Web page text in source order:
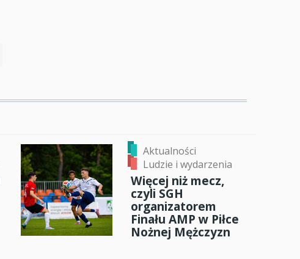
Aktualności
Ludzie i wydarzenia
Więcej niż mecz,
czyli SGH
organizatorem
Finału AMP w Piłce
Nożnej Mężczyzn